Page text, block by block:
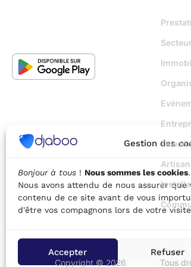
Gestion des
Bonjour à tous ! Nous sommes les cookies.
Nous avons attendu de nous assurer
contenu de ce site avant de vous
d'être vos compagnons lors de votre
Accepter Refuser
Copyright © 2026 Tous